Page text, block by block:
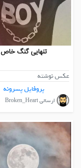
تنهایی گنگ خاص
عکس نوشته
پروفایل پسرونه
ارسالی Broken_Heart